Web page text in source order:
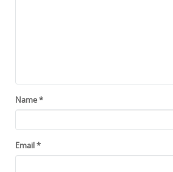
Name*
Email*